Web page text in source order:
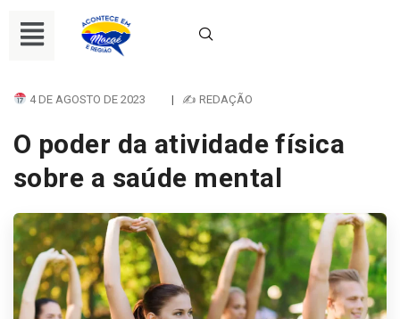
4 DE AGOSTO DE 2023 | ✍ REDAÇÃO
O poder da atividade física
sobre a saúde mental